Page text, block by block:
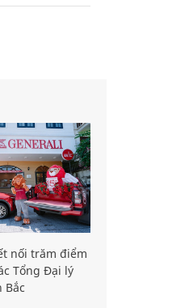
nối trăm điểm
Tổng Đại lý
Bắc